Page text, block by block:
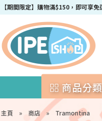
【期間限定】購物滿$150，即可享免
商品分
主頁 » 商店» Tramontina